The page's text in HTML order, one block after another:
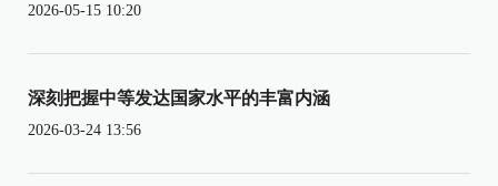
2026-05-15 10:20
深刻把握中等发达国家水平的丰富内涵
2026-03-24 13:56